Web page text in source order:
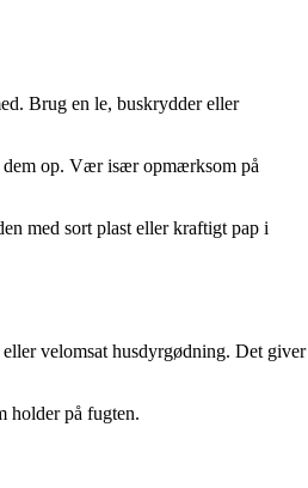
Brug en le, buskrydder eller
dem op. Vær især opmærksom på
med sort plast eller kraftigt pap i
velomsat husdyrgødning. Det giver
holder på fugten.